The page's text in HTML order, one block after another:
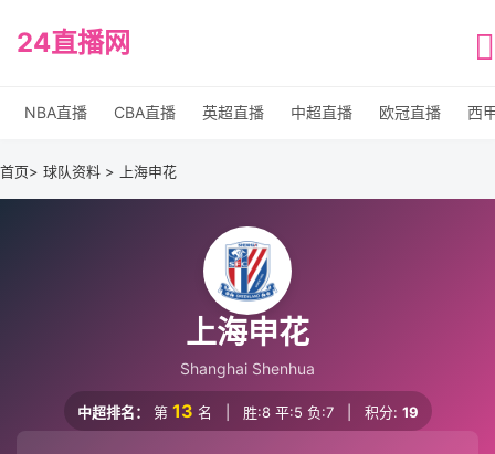
24直播网
NBA直播 CBA直播 英超直播 中超直播 欧冠直播 西
首页> 球队资料 > 上海申花
上海申花
Shanghai Shenhua
中超排名： 第 13 名 胜:8 平:5 负:7 积分: 19